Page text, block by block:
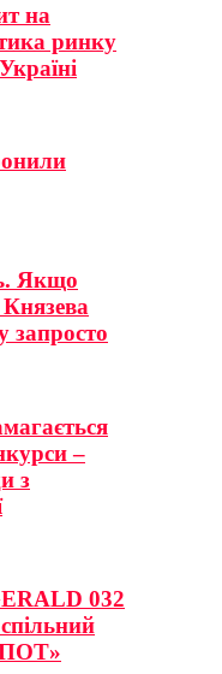
на
ринку
Якщо
запросто
–
з
032